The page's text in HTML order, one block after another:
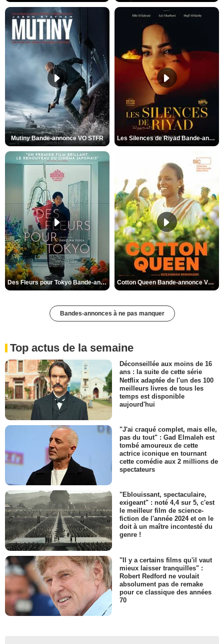
Mutiny Bande-annonce VO STFR Les Silences de Riyad Bande-annonce VO STFR
Des Fleurs pour Tokyo Bande-annonce VO STFR Cotton Queen Bande-annonce VO STFR
Bandes-annonces à ne pas manquer
Top actus de la semaine
Déconseillée aux moins de 16
ans : la suite de cette série
Netflix adaptée de l'un des 100
meilleurs livres de tous les
temps est disponible
aujourd'hui
"J'ai craqué complet, mais elle,
pas du tout" : Gad Elmaleh est
tombé amoureux de cette
actrice iconique en tournant
cette comédie aux 2 millions de
spectateurs
"Eblouissant, spectaculaire,
exigeant" : noté 4,4 sur 5, c'est
le meilleur film de science-
fiction de l'année 2024 et on le
doit à un maître incontesté du
genre !
"Il y a certains films qu'il vaut
mieux laisser tranquilles" :
Robert Redford ne voulait
absolument pas de remake
pour ce classique des années
70